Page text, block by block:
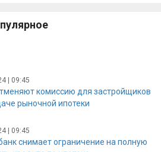
| 09:45
комиссию для застройщиков
рыночной ипотеки
| 09:45
снимает ограничение на полную